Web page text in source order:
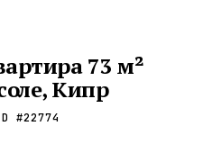
Россия · 2
73 м²
Кипр
#22774